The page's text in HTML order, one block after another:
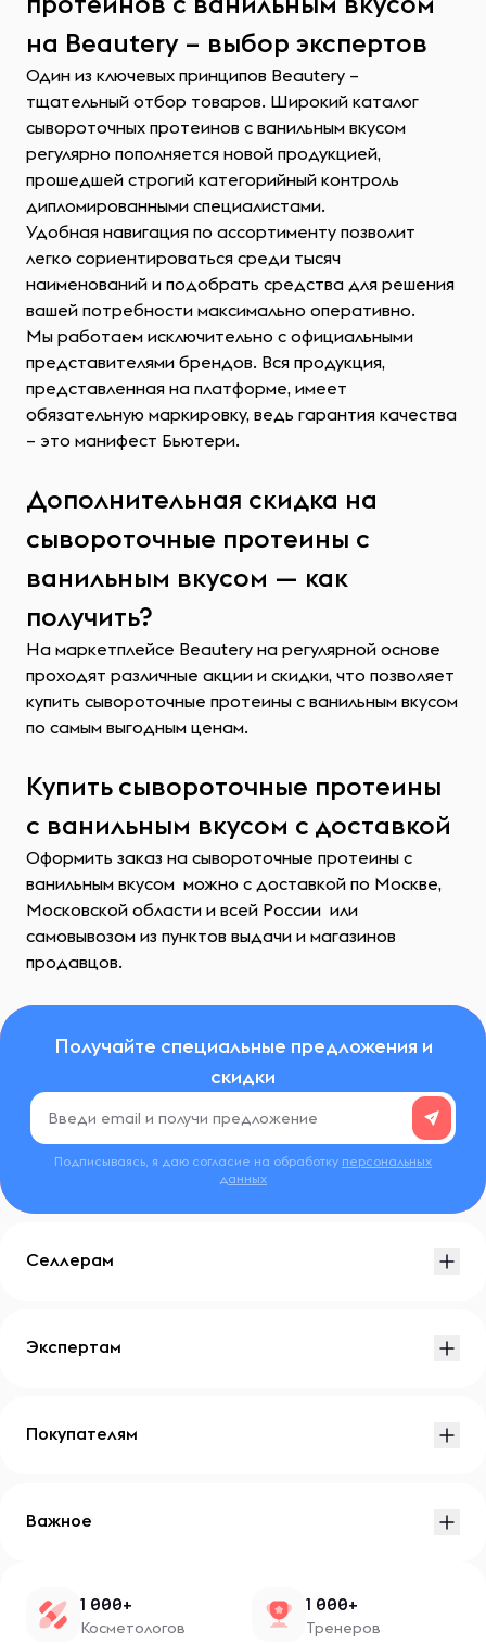
на Beautery – выбор экспертов
Один из ключевых принципов Beautery –
тщательный отбор товаров. Широкий каталог
сывороточных протеинов с ванильным вкусом
регулярно пополняется новой продукцией,
прошедшей строгий категорийный контроль
дипломированными специалистами.
Удобная навигация по ассортименту позволит
легко сориентироваться среди тысяч
наименований и подобрать средства для решения
вашей потребности максимально оперативно.
Мы работаем исключительно с официальными
представителями брендов. Вся продукция,
представленная на платформе, имеет
обязательную маркировку, ведь гарантия качества
– это манифест Бьютери.
Дополнительная скидка на
сывороточные протеины с
ванильным вкусом — как
получить?
На маркетплейсе Beautery на регулярной основе
проходят различные акции и скидки, что позволяет
купить сывороточные протеины с ванильным вкусом
по самым выгодным ценам.
Купить сывороточные протеины
с ванильным вкусом с доставкой
Оформить заказ на сывороточные протеины с
ванильным вкусом можно с доставкой по Москве,
Московской области и всей России или
самовывозом из пунктов выдачи и магазинов
продавцов.
Получайте специальные предложения и
скидки
Подписываясь, я даю согласие на обработку персональных
данных
Селлерам
Экспертам
Покупателям
Важное
1 000+
Косметологов
1 000+
Тренеров